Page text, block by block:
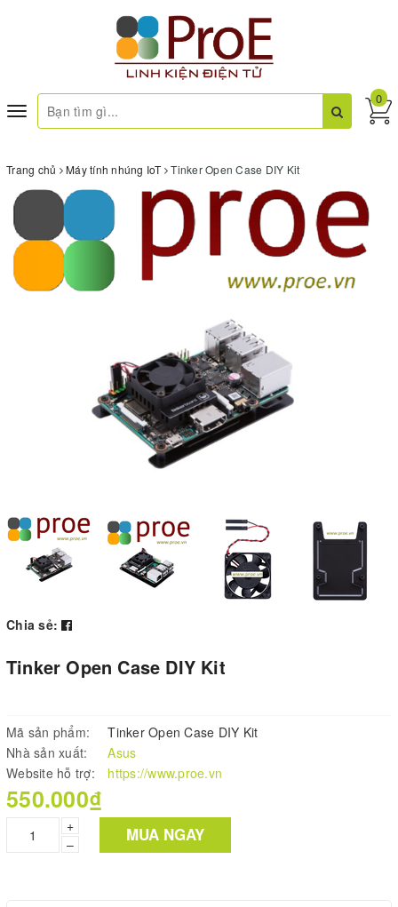
Toggle
navigation
0
Trang chủ Máy tính nhúng IoT Tinker Open Case DIY Kit
Chia sẻ:
Tinker Open Case DIY Kit
Mã sản phẩm:
Tinker Open Case DIY Kit
Nhà sản xuất:
Asus
Website hỗ trợ:
https://www.proe.vn
550.000₫
+
–
MUA NGAY